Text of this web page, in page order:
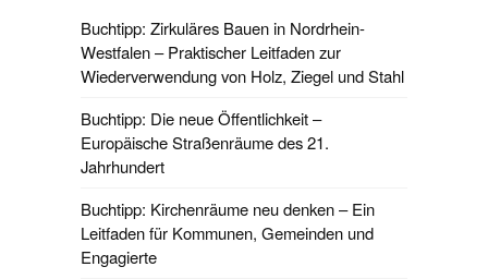
Buchtipp: Zirkuläres Bauen in Nordrhein-
Westfalen – Praktischer Leitfaden zur
Wiederverwendung von Holz, Ziegel und Stahl
Buchtipp: Die neue Öffentlichkeit –
Europäische Straßenräume des 21.
Jahrhundert
Buchtipp: Kirchenräume neu denken – Ein
Leitfaden für Kommunen, Gemeinden und
Engagierte